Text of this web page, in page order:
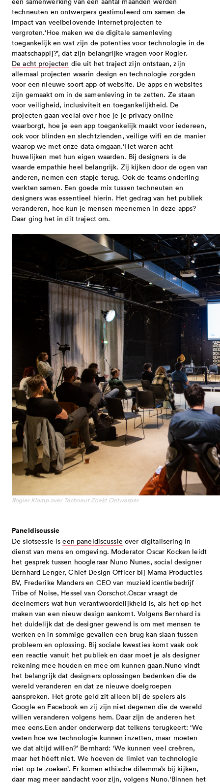
techneuten en ontwerpers gestimuleerd om samen de
impact van veelbelovende internetprojecten te
vergroten.‘Hoe maken we de digitale samenleving
toegankelijk en wat zijn de potenties voor technologie in de
maatschappij?’, dat zijn belangrijke vragen voor Rogier.
De acht projecten die uit het traject zijn ontstaan, zijn
allemaal projecten waarin design en technologie zorgden
voor een nieuwe soort app of website. De apps en websites
zijn gemaakt om in de samenleving in te zetten. Ze staan
voor veiligheid, inclusiviteit en toegankelijkheid. De
projecten gaan veelal over hoe je je privacy online
waarborgt, hoe je een app toegankelijk maakt voor iedereen,
ook voor blinden en slechtzienden, veilige wifi en de manier
waarop we met onze data omgaan.‘Het waren acht
huwelijken met hun eigen waarden. Bij designers is de
waarde empathie heel belangrijk. Zij kijken door de ogen van
anderen, nemen een stapje terug. Ook de teams onderling
werkten samen. Een goede mix tussen techneuten en
designers was essentieel hierin. Het gedrag van het publiek
veranderen, hoe kun je mensen meenemen in deze apps?
Daar ging het in dit traject om.
Rogier Klomp over Techneut Zoekt Ontwerper
Paneldiscussie
De slotsessie iseen paneldiscussie over digitalisering in
dienst van mens en omgeving. Moderator Oscar Kocken leidt
het gesprek tussen hoogleraar Nuno Nunes, social designer
Bernhard Lenger, Chief Design Officer bij Mama Producties
BV, Frederike Manders en CEO van muzieklicentiebedrijf
Tribe of Noise, Hessel van Oorschot.Oscar vraagt de
deelnemers wat hun verantwoordelijkheid is, als het op het
maken van een nieuw design aankomt. Volgens Bernhard is
het duidelijk dat de designer gewend is om met mensen te
werken en in sommige gevallen een brug kan slaan tussen
probleem en oplossing. Bij sociale kwesties komt vaak ook
een reactie vanuit het publiek en daar moet je als designer
rekening mee houden en mee om kunnen gaan.Nuno vindt
het belangrijk dat designers oplossingen bedenken die de
wereld veranderen en dat ze nieuwe doelgroepen
aanspreken. Het grote geld zit alleen bij de spelers als
Google en Facebook en zij zijn niet degenen die de wereld
willen veranderen volgens hem. Daar zijn de anderen het
mee eens.Een ander onderwerp dat telkens terugkeert: ‘We
weten hoe we technologie kunnen inzetten, maar moeten
we dat altijd willen?’ Bernhard: ‘We kunnen veel creëren,
maar het hóeft niet. We hoeven de limiet van technologie
niet op te zoeken’. Er komen ethische dilemma’s bij kijken,
daar mag meer aandacht voor zijn, volgens Nuno.‘Binnen het